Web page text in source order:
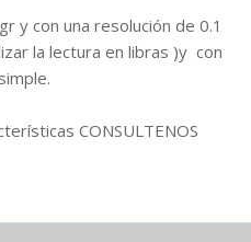
y con una resolución de 0.1
la lectura en libras )y con
CONSULTENOS